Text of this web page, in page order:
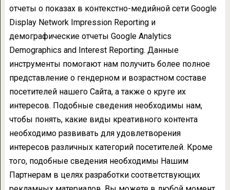
отчеты о показах в контекстно-медийной сети Google
Display Network Impression Reporting и
демографические отчеты Google Analytics
Demographics and Interest Reporting. Данные
инструменты помогают нам получить более полное
представление о гендерном и возрастном составе
посетителей нашего Сайта, а также о круге их
интересов. Подобные сведения необходимы нам,
чтобы понять, какие виды креативного контента
необходимо развивать для удовлетворения
интересов различных категорий посетителей. Кроме
того, подобные сведения необходимы Нашим
Партнерам в целях разработки соответствующих